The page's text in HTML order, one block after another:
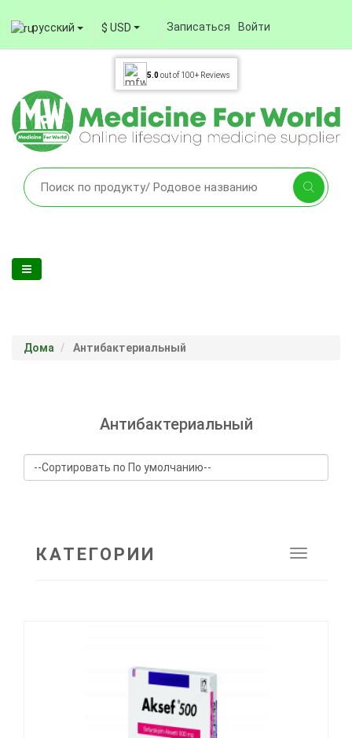
русский $ USD Записаться Войти
5.0out of 100+ Reviews
Дома Антибактериальный
Антибактериальный
Toggle
КАТЕГОРИИ